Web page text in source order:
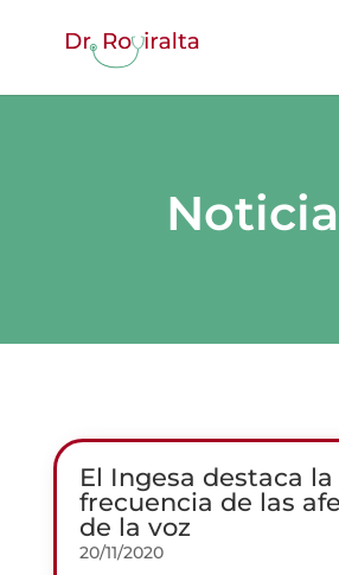
El Ingesa destaca la
frecuencia de las
de la voz
20/11/2020